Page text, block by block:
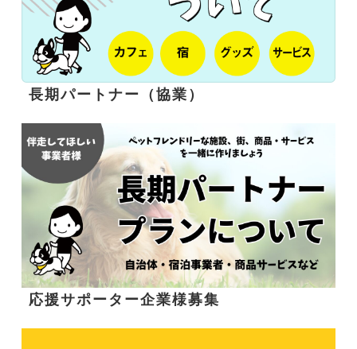
長期パートナー（協業）
応援サポーター企業様募集